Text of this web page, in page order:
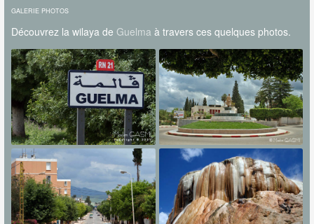
GALERIE PHOTOS
Découvrez la wilaya de Guelma à travers ces quelques photos.